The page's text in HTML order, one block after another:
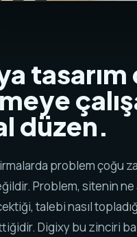
düzen.
problem çoğu
Problem, sitenin ne
talebi nasıl
Digixy bu zinciri